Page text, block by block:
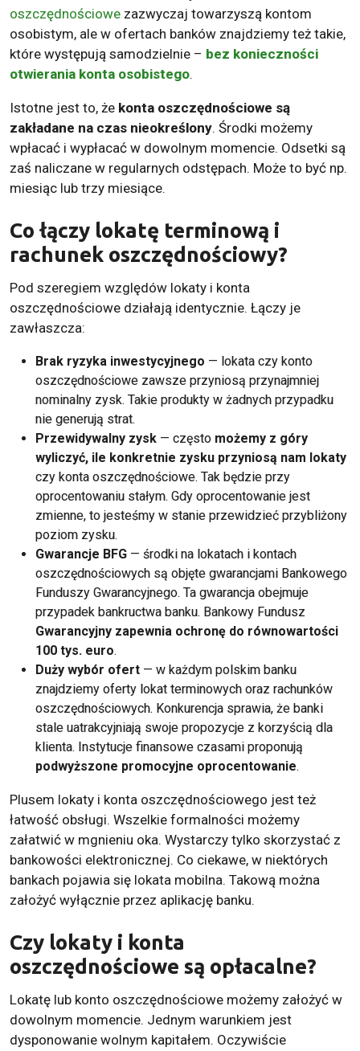
oszczędnościowe zazwyczaj towarzyszą kontom
osobistym, ale w ofertach banków znajdziemy też takie,
które występują samodzielnie – bez konieczności
otwierania konta osobistego.
Istotne jest to, że konta oszczędnościowe są
zakładane na czas nieokreślony. Środki możemy
wpłacać i wypłacać w dowolnym momencie. Odsetki są
zaś naliczane w regularnych odstępach. Może to być np.
miesiąc lub trzy miesiące.
Co łączy lokatę terminową i
rachunek oszczędnościowy?
Pod szeregiem względów lokaty i konta
oszczędnościowe działają identycznie. Łączy je
zawłaszcza:
Brak ryzyka inwestycyjnego — lokata czy konto
oszczędnościowe zawsze przyniosą przynajmniej
nominalny zysk. Takie produkty w żadnych przypadku
nie generują strat.
Przewidywalny zysk — często możemy z góry
wyliczyć, ile konkretnie zysku przyniosą nam lokaty
czy konta oszczędnościowe. Tak będzie przy
oprocentowaniu stałym. Gdy oprocentowanie jest
zmienne, to jesteśmy w stanie przewidzieć przybliżony
poziom zysku.
Gwarancje BFG — środki na lokatach i kontach
oszczędnościowych są objęte gwarancjami Bankowego
Funduszy Gwarancyjnego. Ta gwarancja obejmuje
przypadek bankructwa banku. Bankowy Fundusz
Gwarancyjny zapewnia ochronę do równowartości
100 tys. euro.
Duży wybór ofert — w każdym polskim banku
znajdziemy oferty lokat terminowych oraz rachunków
oszczędnościowych. Konkurencja sprawia, że banki
stale uatrakcyjniają swoje propozycje z korzyścią dla
klienta. Instytucje finansowe czasami proponują
podwyższone promocyjne oprocentowanie.
Plusem lokaty i konta oszczędnościowego jest też
łatwość obsługi. Wszelkie formalności możemy
załatwić w mgnieniu oka. Wystarczy tylko skorzystać z
bankowości elektronicznej. Co ciekawe, w niektórych
bankach pojawia się lokata mobilna. Takową można
założyć wyłącznie przez aplikację banku.
Czy lokaty i konta
oszczędnościowe są opłacalne?
Lokatę lub konto oszczędnościowe możemy założyć w
dowolnym momencie. Jednym warunkiem jest
dysponowanie wolnym kapitałem. Oczywiście